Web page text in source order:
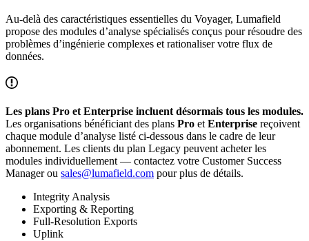
Au-delà des caractéristiques essentielles du Voyager, Lumafield
propose des modules d’analyse spécialisés conçus pour résoudre des
problèmes d’ingénierie complexes et rationaliser votre flux de
données.
Les plans Pro et Enterprise incluent désormais tous les modules.
Les organisations bénéficiant des plans Pro etEnterprise reçoivent
chaque module d’analyse listé ci-dessous dans le cadre de leur
abonnement. Les clients du plan Legacy peuvent acheter les
modules individuellement — contactez votre Customer Success
Manager ou sales@lumafield.com pour plus de détails.
Integrity Analysis
Exporting & Reporting
Full-Resolution Exports
Uplink